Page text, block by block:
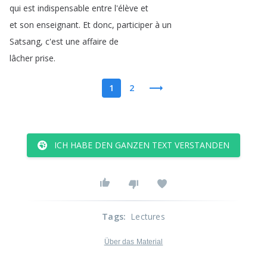
qui est indispensable entre l'élève et
et son enseignant. Et donc, participer à un
Satsang, c'est une affaire de
lâcher prise.
1 2
ICH HABE DEN GANZEN TEXT VERSTANDEN
Tags: Lectures
Über das Material